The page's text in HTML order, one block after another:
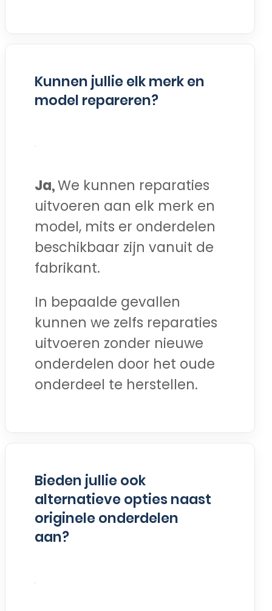
Kunnen jullie elk merk en
model repareren?
Ja,We kunnen reparaties
uitvoeren aan elk merk en
model, mits er onderdelen
beschikbaar zijn vanuit de
fabrikant.
In bepaalde gevallen
kunnen we zelfs reparaties
uitvoeren zonder nieuwe
onderdelen door het oude
onderdeel te herstellen.
Bieden jullie ook
alternatieve opties naast
originele onderdelen
aan?